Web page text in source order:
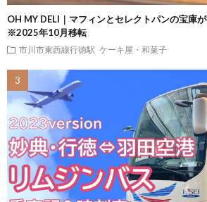
OH MY DELI｜マフィンとセレクトパンの宝庫
※2025年10月移転
市川市東西線行徳駅 ケーキ屋・和菓子